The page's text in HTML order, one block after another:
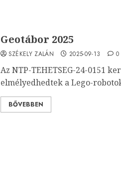
Geotábor 2025
SZÉKELY ZALÁN 2025-09-13 0
Az NTP-TEHETSEG-24-0151
elmélyedhedtek a Lego-
BŐVEBBEN